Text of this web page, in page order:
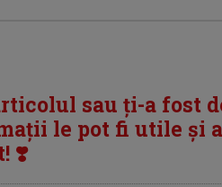
sau ți-a fost
le pot fi utile și
❣️